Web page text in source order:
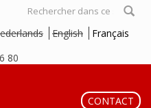
Formulaire
de recherche
English
Français
80
CONTACT